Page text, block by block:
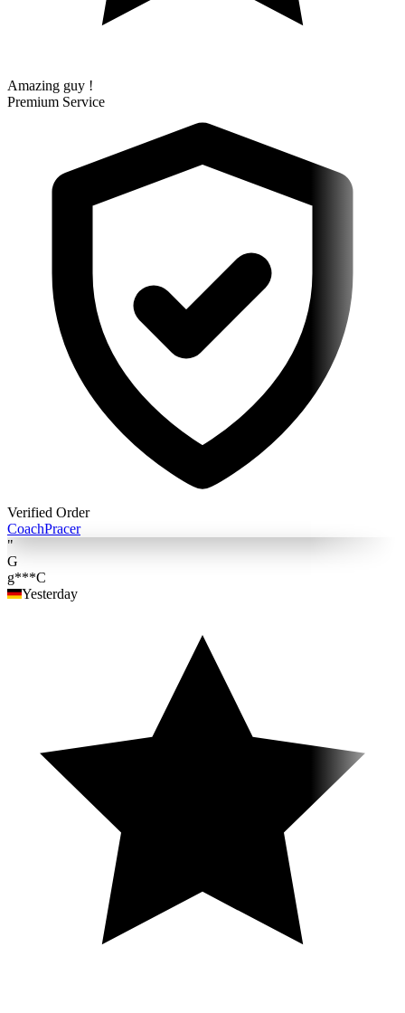
Amazing guy !
Premium Service
Verified Order
CoachPracer
"
G
g***C
Yesterday